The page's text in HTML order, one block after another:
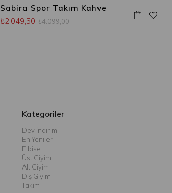
Sabira Spor Takım Kahve
₺2.049,50 ₺4.099,00
Kategoriler
Dev İndirim
En Yeniler
Elbise
Üst Giyim
Alt Giyim
Dış Giyim
Takım